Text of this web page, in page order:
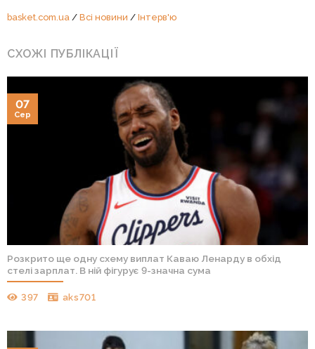
basket.com.ua / Всі новини / Інтерв'ю
СХОЖІ ПУБЛІКАЦІЇ
Розкрито ще одну схему виплат Каваю Ленарду в обхід
стелі зарплат. В ній фігурує 9-значна сума
397 aks701
07
Сер